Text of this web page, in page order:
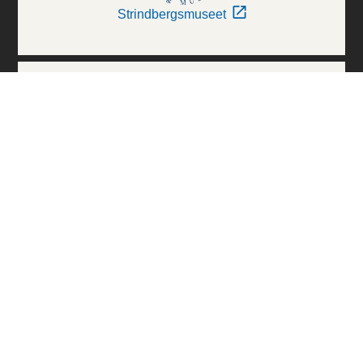
Strindbergsmuseet